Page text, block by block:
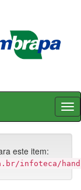
este item:
infoteca/